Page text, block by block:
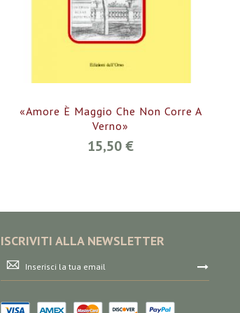
«Amore È Maggio Che Non Corre A
Verno»
15,50 €
ISCRIVITI ALLA NEWSLETTER
Iscriviti
alla
nostra